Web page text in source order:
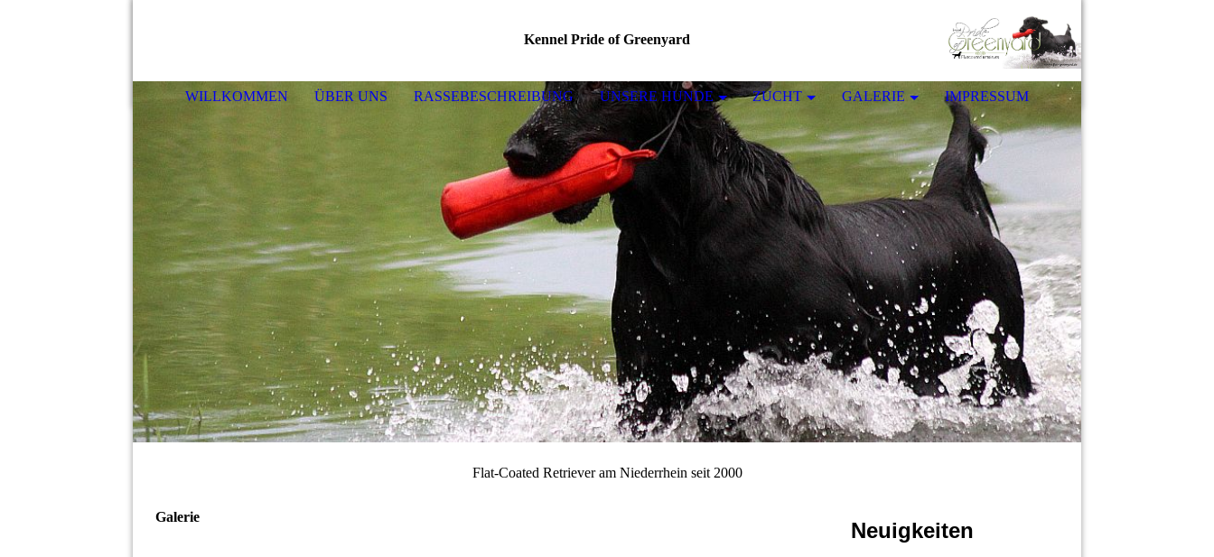
Kennel Pride of Greenyard
WILLKOMMEN ÜBER UNS RASSEBESCHREIBUNG UNSERE HUNDE ZUCHT GALERIE IMPRESSUM
Flat-Coated Retriever am Niederrhein seit 2000
Galerie
Neuigkeiten